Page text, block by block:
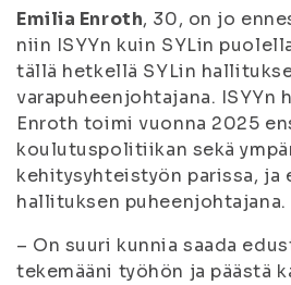
Emilia Enroth, 30, on jo
niin ISYYn kuin SYLin
tällä hetkellä SYLin
varapuheenjohtajana. ISYYn
Enroth toimi vuonna 2025
koulutuspolitiikan sekä
kehitysyhteistyön parissa, ja
hallituksen puheenjohtajana.
– On suuri kunnia saada
tekemääni työhön ja päästä